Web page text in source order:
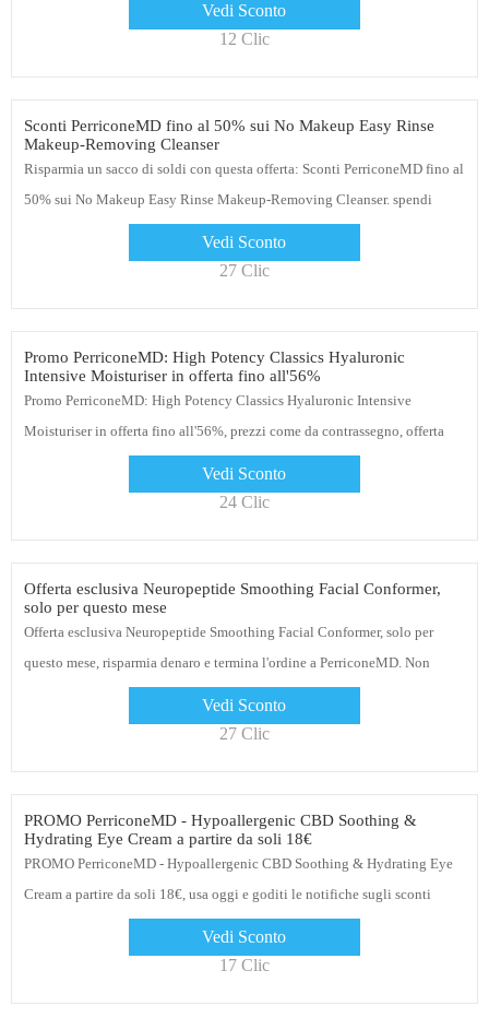
Vedi Sconto
12 Clic
Sconti PerriconeMD fino al 50% sui No Makeup Easy Rinse
Makeup-Removing Cleanser
Risparmia un sacco di soldi con questa offerta: Sconti PerriconeMD fino al
50% sui No Makeup Easy Rinse Makeup-Removing Cleanser. spendi
Vedi Sconto
27 Clic
Promo PerriconeMD: High Potency Classics Hyaluronic
Intensive Moisturiser in offerta fino all'56%
Promo PerriconeMD: High Potency Classics Hyaluronic Intensive
Moisturiser in offerta fino all'56%, prezzi come da contrassegno, offerta
Vedi Sconto
24 Clic
Offerta esclusiva Neuropeptide Smoothing Facial Conformer,
solo per questo mese
Offerta esclusiva Neuropeptide Smoothing Facial Conformer, solo per
questo mese, risparmia denaro e termina l'ordine a PerriconeMD. Non
Vedi Sconto
27 Clic
PROMO PerriconeMD - Hypoallergenic CBD Soothing &
Hydrating Eye Cream a partire da soli 18€
PROMO PerriconeMD - Hypoallergenic CBD Soothing & Hydrating Eye
Cream a partire da soli 18€, usa oggi e goditi le notifiche sugli sconti
Vedi Sconto
17 Clic